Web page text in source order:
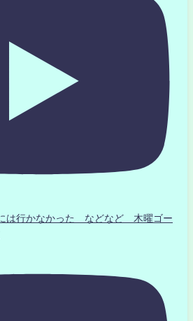
は行かなかった などなど 木曜ゴー